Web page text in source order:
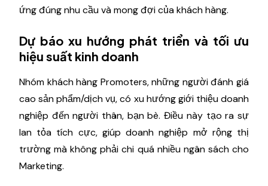
ứng đúng nhu cầu và mong đợi của khách hàng.
Dự báo xu hướng phát triển và tối ưu
hiệu suất kinh doanh
Nhóm khách hàng Promoters, những người đánh giá
cao sản phẩm/dịch vụ, có xu hướng giới thiệu doanh
nghiệp đến người thân, bạn bè. Điều này tạo ra sự
lan tỏa tích cực, giúp doanh nghiệp mở rộng thị
trường mà không phải chi quá nhiều ngân sách cho
Marketing.